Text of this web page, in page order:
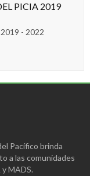
PICIA 2019
- 2022
Pacífico brinda
a las comunidades
MADS.